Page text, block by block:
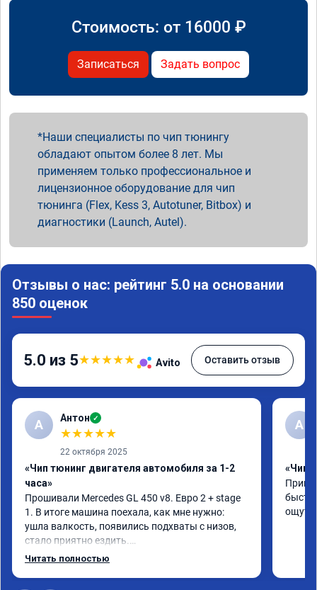
Стоимость: от 16000 ₽
Записаться Задать вопрос
Наши специалисты по чип тюнингу
обладают опытом более 8 лет. Мы
применяем только профессиональное и
лицензионное оборудование для чип
тюнинга (Flex, Kess 3, Autotuner, Bitbox) и
диагностики (Launch, Autel).
Отзывы о нас: рейтинг 5.0 на основании
850 оценок
5.0 из 5★★★★★ Avito Оставить отзыв
А Антон ✓
★★★★★
22 октября 2025
«Чип тюнинг двигателя автомобиля за 1-2
часа»
Прошивали Mercedes GL 450 v8. Евро 2 + stage
1. В итоге машина поехала, как мне нужно:
ушла валкость, появились подхваты с низов,
стало приятно ездить.
Одни из лучших трат, в авто! 🔥
Читать полностью
A
«Чип